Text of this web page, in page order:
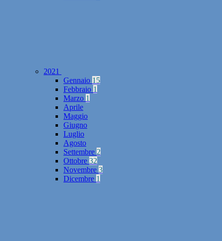
2021
Gennaio 15
Febbraio 1
Marzo 1
Aprile
Maggio
Giugno
Luglio
Agosto
Settembre 2
Ottobre 32
Novembre 3
Dicembre 1